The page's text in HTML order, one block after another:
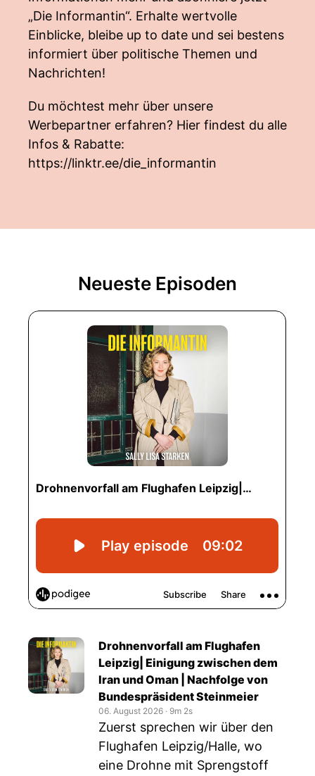
„Die Informantin“. Erhalte wertvolle
Einblicke, bleibe up to date und sei bestens
informiert über politische Themen und
Nachrichten!
Du möchtest mehr über unsere
Werbepartner erfahren? Hier findest du alle
Infos & Rabatte:
https://linktr.ee/die_informantin
Neueste Episoden
Drohnenvorfall am Flughafen
Leipzig| Einigung zwischen dem
Iran und Oman | Nachfolge von
Bundespräsident Steinmeier
06. August 2026 ‧ 9m 2s
Zuerst sprechen wir über den
Flughafen Leipzig/Halle, wo
eine Drohne mit Sprengstoff